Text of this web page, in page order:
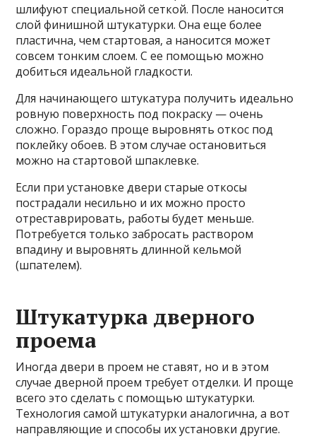
шлифуют специальной сеткой. После наносится
слой финишной штукатурки. Она еще более
пластична, чем стартовая, а наносится может
совсем тонким слоем. С ее помощью можно
добиться идеальной гладкости.
Для начинающего штукатура получить идеально
ровную поверхность под покраску — очень
сложно. Гораздо проще выровнять откос под
поклейку обоев. В этом случае остановиться
можно на стартовой шпаклевке.
Если при установке двери старые откосы
пострадали несильно и их можно просто
отреставрировать, работы будет меньше.
Потребуется только забросать раствором
впадину и выровнять длинной кельмой
(шпателем).
Штукатурка дверного
проема
Иногда двери в проем не ставят, но и в этом
случае дверной проем требует отделки. И проще
всего это сделать с помощью штукатурки.
Технология самой штукатурки аналогична, а вот
направляющие и способы их установки другие.